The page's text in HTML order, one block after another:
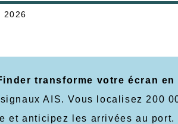
2026
transforme votre écran
AIS. Vous localisez 200
et anticipez les arrivées au port.